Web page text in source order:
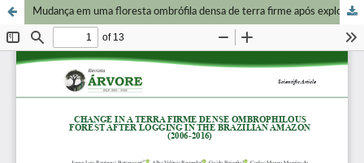
Mudança em uma floresta ombrófila densa de terra firme após exploração madeireira na Amazônia brasileira (2006-2016)